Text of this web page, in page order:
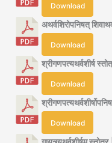
Download
अथर्वशिरोपनिषत्
Download
श्रीगणपत्यथर्वशीर्ष
Download
Download